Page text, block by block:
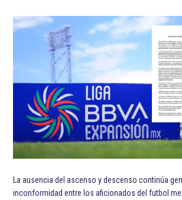
La ausencia del ascenso y descenso continúa
inconformidad entre los aficionados del futbol